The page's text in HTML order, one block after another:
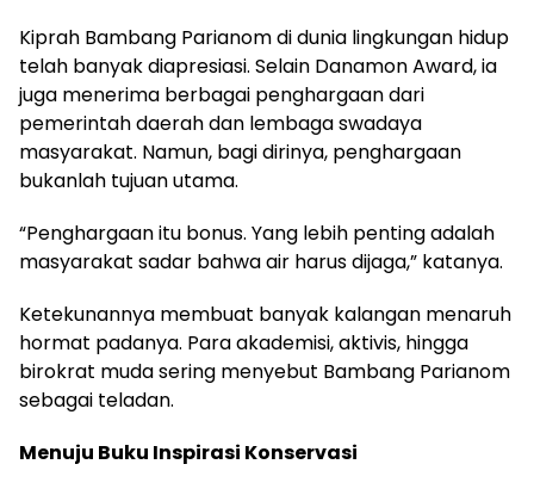
Kiprah Bambang Parianom di dunia lingkungan hidup
telah banyak diapresiasi. Selain Danamon Award, ia
juga menerima berbagai penghargaan dari
pemerintah daerah dan lembaga swadaya
masyarakat. Namun, bagi dirinya, penghargaan
bukanlah tujuan utama.
“Penghargaan itu bonus. Yang lebih penting adalah
masyarakat sadar bahwa air harus dijaga,” katanya.
Ketekunannya membuat banyak kalangan menaruh
hormat padanya. Para akademisi, aktivis, hingga
birokrat muda sering menyebut Bambang Parianom
sebagai teladan.
Menuju Buku Inspirasi Konservasi